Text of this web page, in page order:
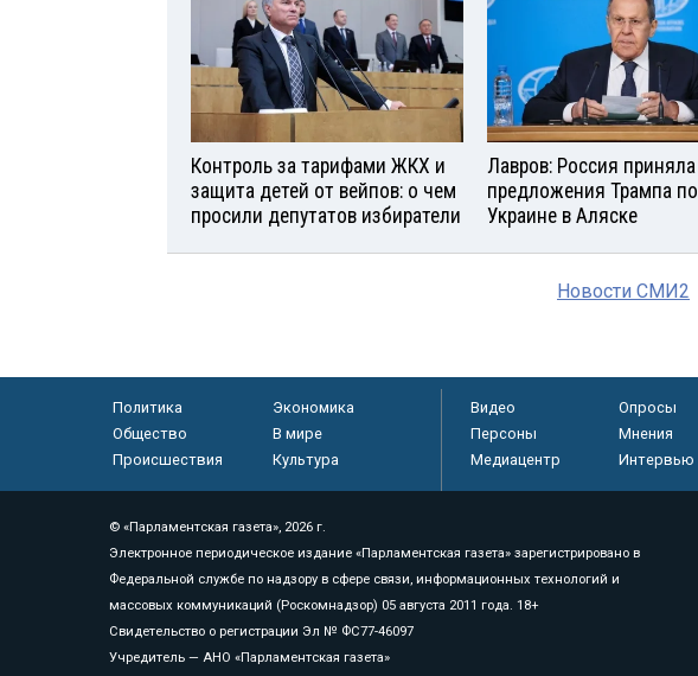
Контроль за тарифами ЖКХ и
защита детей от вейпов: о чем
просили депутатов избиратели
Лавров: Россия приняла
предложения Трампа по
Украине в Аляске
Новости СМИ2
Политика
Экономика
Общество
В мире
Происшествия
Культура
Видео Опросы
Персоны
Мнения
Медиацентр
Интервью
© «Парламентская газета», 2026 г.
Электронное периодическое издание «Парламентская газета» зарегистрировано в
Федеральной службе по надзору в сфере связи, информационных технологий и
массовых коммуникаций (Роскомнадзор) 05 августа 2011 года. 18+
Свидетельство о регистрации Эл № ФС77-46097
Учредитель — АНО «Парламентская газета»